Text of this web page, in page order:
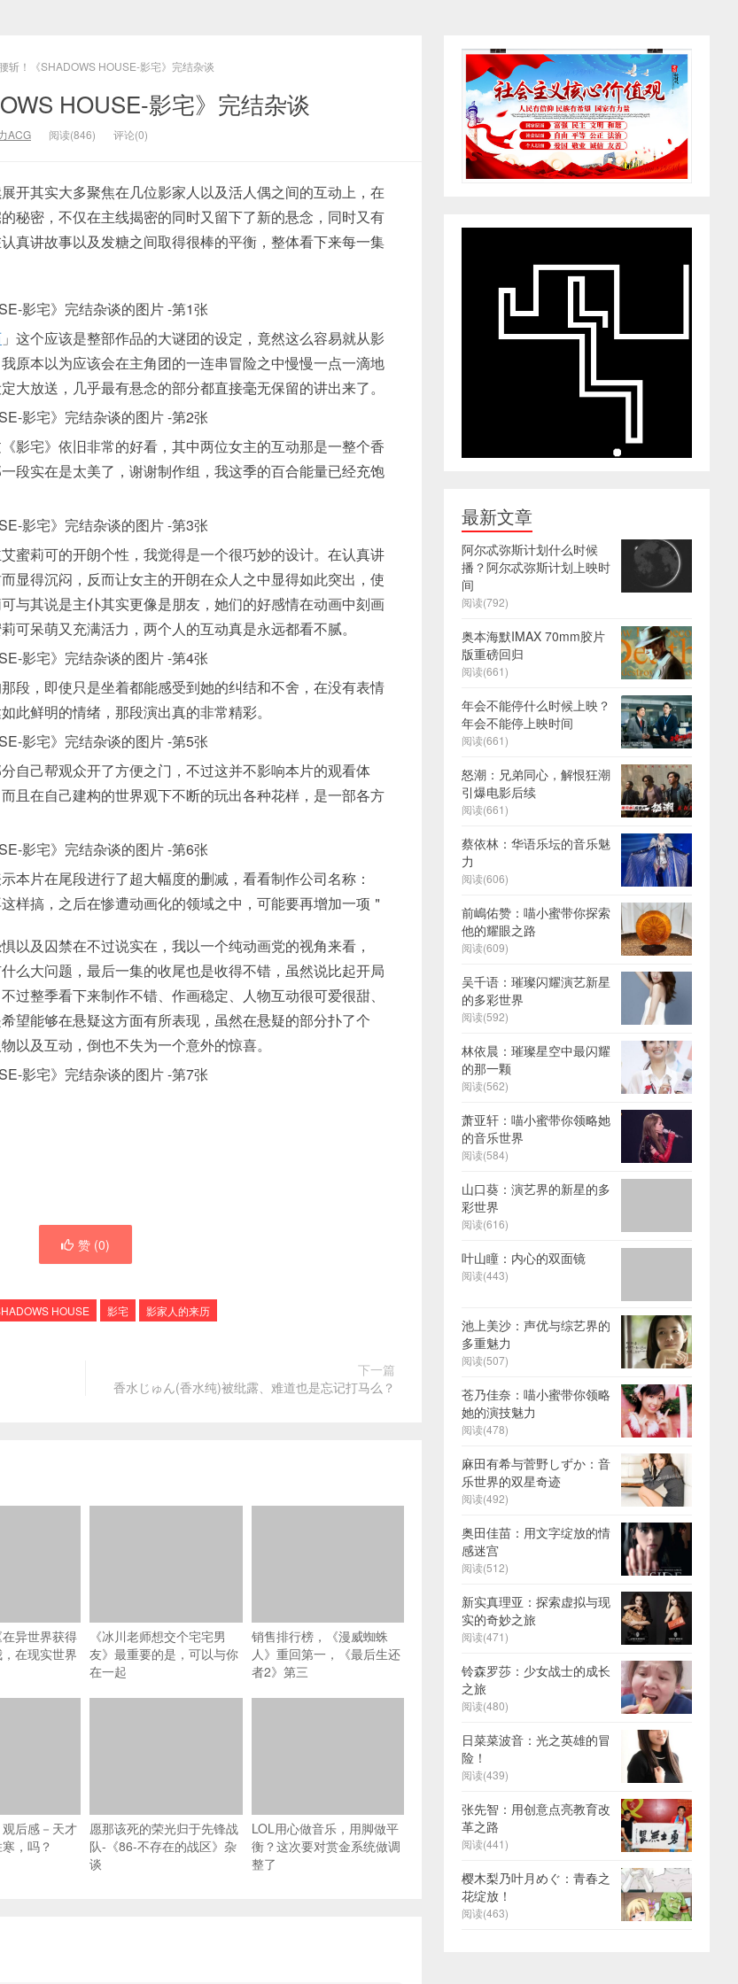
斩！《SHADOWS HOUSE-影宅》完结杂谈
HOUSE-影宅》完结杂谈
ACG 阅读(846) 评论(0)
开其实大多聚焦在几位影家人以及活人偶之间的互动上，在
秘密，不仅在主线揭密的同时又留下了新的悬念，同时又有
真讲故事以及发糖之间取得很棒的平衡，整体看下来每一集
」这个应该是整部作品的大谜团的设定，竟然这么容易就从影
原本以为应该会在主角团的一连串冒险之中慢慢一点一滴地
大放送，几乎最有悬念的部分都直接毫无保留的讲出来了。
影宅》依旧非常的好看，其中两位女主的互动那是一整个香
段实在是太美了，谢谢制作组，我这季的百合能量已经充饱
蜜莉可的开朗个性，我觉得是一个很巧妙的设计。在认真讲
显得沉闷，反而让女主的开朗在众人之中显得如此突出，使
与其说是主仆其实更像是朋友，她们的好感情在动画中刻画
可呆萌又充满活力，两个人的互动真是永远都看不腻。
段，即使只是坐着都能感受到她的纠结和不舍，在没有表情
此鲜明的情绪，那段演出真的非常精彩。
自己帮观众开了方便之门，不过这并不影响本片的观看体
且在自己建构的世界观下不断的玩出各种花样，是一部各方
本片在尾段进行了超大幅度的删减，看看制作公司名称：
样搞，之后在惨遭动画化的领域之中，可能要再增加一项＂
以及囚禁在不过说实在，我以一个纯动画党的视角来看，
么大问题，最后一集的收尾也是收得不错，虽然说比起开局
过整季看下来制作不错、作画稳定、人物互动很可爱很甜、
望能够在悬疑这方面有所表现，虽然在悬疑的部分扑了个
以及互动，倒也不失为一个意外的惊喜。
赞 (0)
HOUSE 影宅 影家人的来历
下一篇
香水じゅん(香水纯)被纰露、难道也是忘记打马么？
异世界获得
在现实世界
《冰川老师想交个宅宅男
友》最重要的是，可以与你
在一起
销售排行榜，《漫威蜘蛛
人》重回第一，《最后生还
者2》第三
观后感－天才
，吗？
愿那该死的荣光归于先锋战
队-《86-不存在的战区》杂
谈
LOL用心做音乐，用脚做平
衡？这次要对赏金系统做调
整了
最新文章
阿尔忒弥斯计划什么时候
播？阿尔忒弥斯计划上映时
间
阅读(792)
奥本海默IMAX 70mm胶片
版重磅回归
阅读(661)
年会不能停什么时候上映？
年会不能停上映时间
阅读(661)
怒潮：兄弟同心，解恨狂潮
引爆电影后续
阅读(661)
蔡依林：华语乐坛的音乐魅
力
阅读(606)
前嶋佑赞：喵小蜜带你探索
他的耀眼之路
阅读(609)
吴千语：璀璨闪耀演艺新星
的多彩世界
阅读(592)
林依晨：璀璨星空中最闪耀
的那一颗
阅读(562)
萧亚轩：喵小蜜带你领略她
的音乐世界
阅读(584)
山口葵：演艺界的新星的多
彩世界
阅读(616)
叶山瞳：内心的双面镜
阅读(443)
池上美沙：声优与综艺界的
多重魅力
阅读(507)
苍乃佳奈：喵小蜜带你领略
她的演技魅力
阅读(478)
麻田有希与菅野しずか：音
乐世界的双星奇迹
阅读(492)
奥田佳苗：用文字绽放的情
感迷宫
阅读(512)
新实真理亚：探索虚拟与现
实的奇妙之旅
阅读(471)
铃森罗莎：少女战士的成长
之旅
阅读(480)
日菜菜波音：光之英雄的冒
险！
阅读(439)
张先智：用创意点亮教育改
革之路
阅读(441)
樱木梨乃叶月めぐ：青春之
花绽放！
阅读(463)